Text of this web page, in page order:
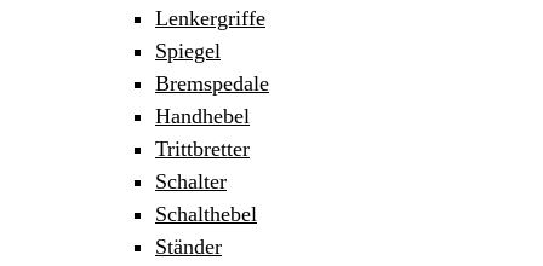
Lenkergriffe
Spiegel
Bremspedale
Handhebel
Trittbretter
Schalter
Schalthebel
Ständer